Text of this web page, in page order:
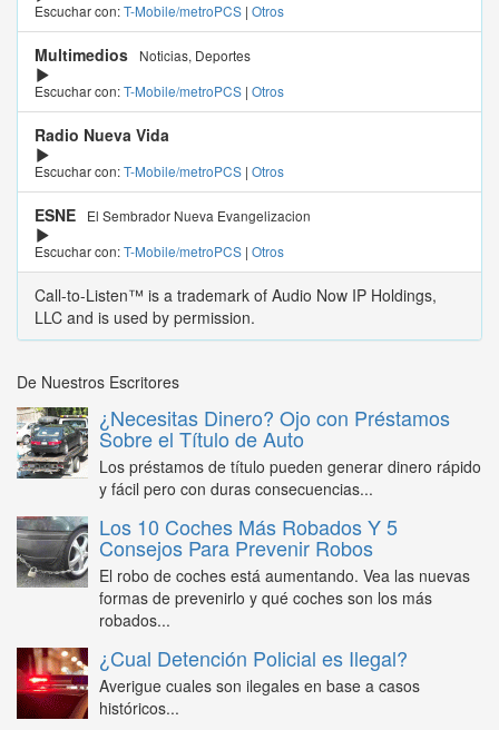
Escuchar con:T-Mobile/metroPCS | Otros
Multimedios
Noticias, Deportes
Escuchar con:T-Mobile/metroPCS | Otros
Radio Nueva Vida
Escuchar con:T-Mobile/metroPCS | Otros
ESNE
El Sembrador Nueva Evangelizacion
Escuchar con:T-Mobile/metroPCS | Otros
Call-to-Listen™ is a trademark of Audio Now IP Holdings,
LLC and is used by permission.
De Nuestros Escritores
¿Necesitas Dinero? Ojo con Préstamos
Sobre el Título de Auto
Los préstamos de título pueden generar dinero rápido
y fácil pero con duras consecuencias...
Los 10 Coches Más Robados Y 5
Consejos Para Prevenir Robos
El robo de coches está aumentando. Vea las nuevas
formas de prevenirlo y qué coches son los más
robados...
¿Cual Detención Policial es Ilegal?
Averigue cuales son ilegales en base a casos
históricos...